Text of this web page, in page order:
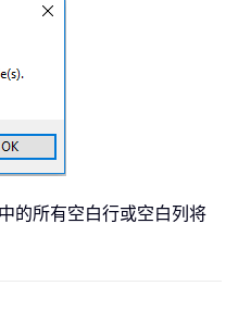
的所有空白行或空白列将